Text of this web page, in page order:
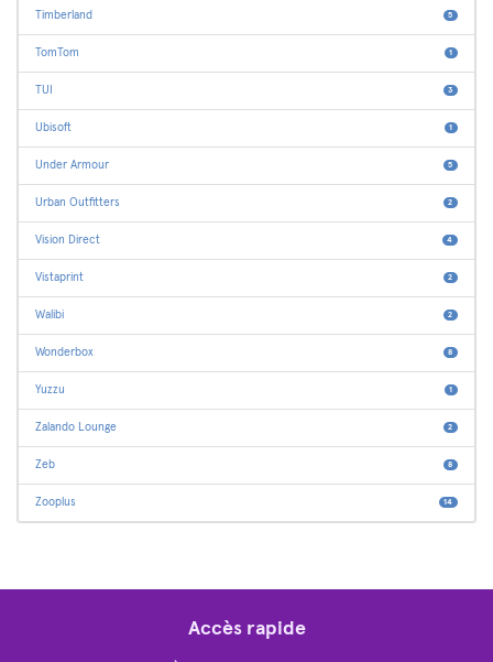
Timberland 5
TomTom 1
TUI 3
Ubisoft 1
Under Armour 5
Urban Outfitters 2
Vision Direct 4
Vistaprint 2
Walibi 2
Wonderbox 8
Yuzzu 1
Zalando Lounge 2
Zeb 8
Zooplus 14
Accès rapide